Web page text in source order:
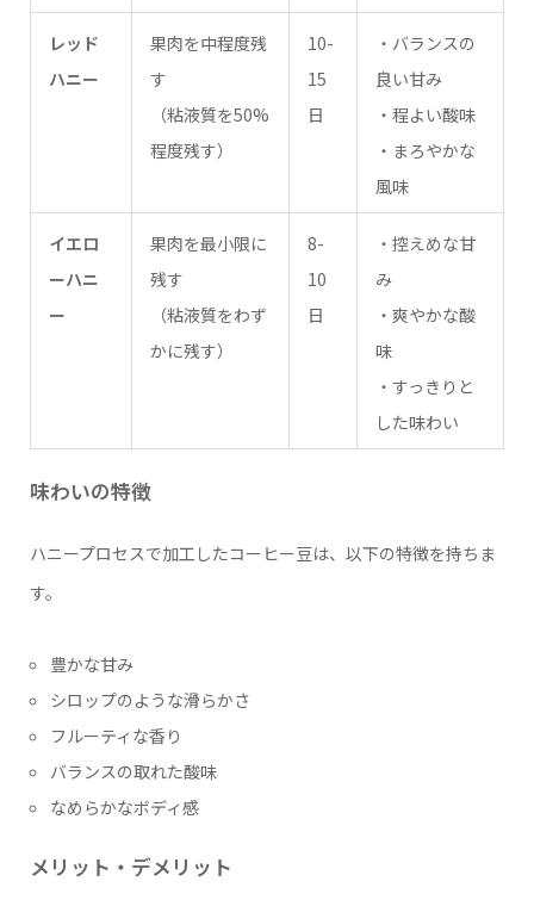
レッド
ハニー
果肉を中程度残
す
（粘液質を50%
程度残す）
10-
15
日
・バランスの
良い甘み
・程よい酸味
・まろやかな
風味
イエロ
ーハニ
ー
果肉を最小限に
残す
（粘液質をわず
かに残す）
8-
10
日
・控えめな甘
み
・爽やかな酸
味
・すっきりと
した味わい
味わいの特徴
ハニープロセスで加工したコーヒー豆は、以下の特徴を持ちま
す。
豊かな甘み
シロップのような滑らかさ
フルーティな香り
バランスの取れた酸味
なめらかなボディ感
メリット・デメリット